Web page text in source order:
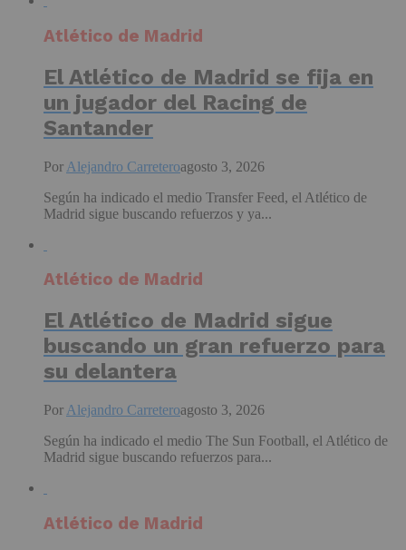
Atlético de Madrid
El Atlético de Madrid se fija en
un jugador del Racing de
Santander
Por Alejandro Carreteroagosto 3, 2026
Según ha indicado el medio Transfer Feed, el Atlético de
Madrid sigue buscando refuerzos y ya...
Atlético de Madrid
El Atlético de Madrid sigue
buscando un gran refuerzo para
su delantera
Por Alejandro Carreteroagosto 3, 2026
Según ha indicado el medio The Sun Football, el Atlético de
Madrid sigue buscando refuerzos para...
Atlético de Madrid